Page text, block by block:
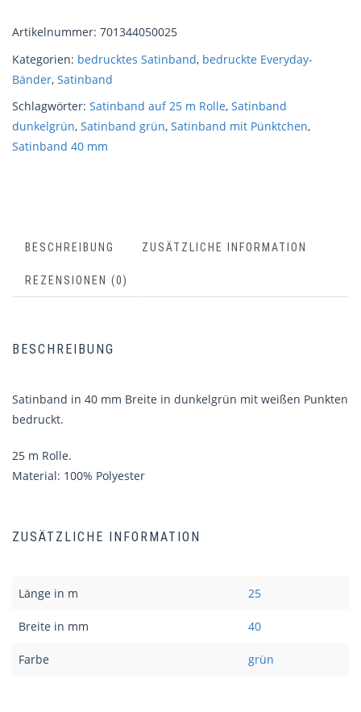
Artikelnummer: 701344050025
Kategorien: bedrucktes Satinband, bedruckte Everyday-
Bänder, Satinband
Schlagwörter: Satinband auf 25 m Rolle, Satinband
dunkelgrün, Satinband grün, Satinband mit Pünktchen,
Satinband 40 mm
BESCHREIBUNG ZUSÄTZLICHE INFORMATION
REZENSIONEN (0)
BESCHREIBUNG
Satinband in 40 mm Breite in dunkelgrün mit weißen Punkten
bedruckt.
25 m Rolle.
Material: 100% Polyester
ZUSÄTZLICHE INFORMATION
Länge in m 25
Breite in mm 40
Farbe grün